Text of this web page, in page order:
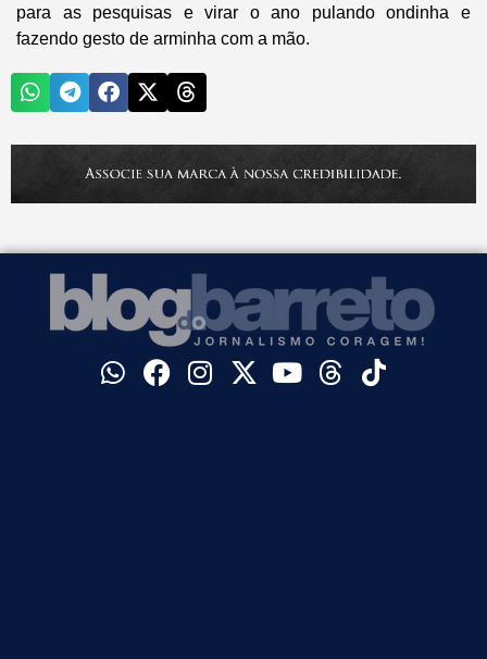
para as pesquisas e virar o ano pulando ondinha e
fazendo gesto de arminha com a mão.